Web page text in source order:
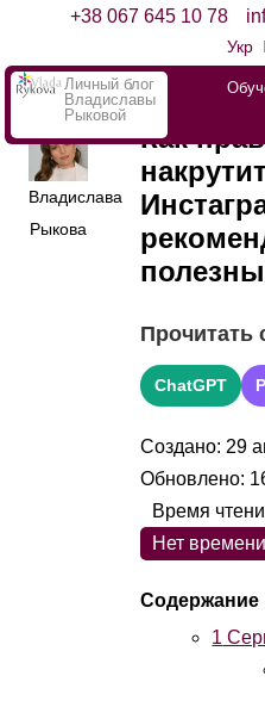
+38 067 645 10 78
Укр
Личный блог
Владиславы
Рыковой
Владислава
Рыкова
Как
ChatGPT
Создано: 29
Обновлено:
Нет
1
Время